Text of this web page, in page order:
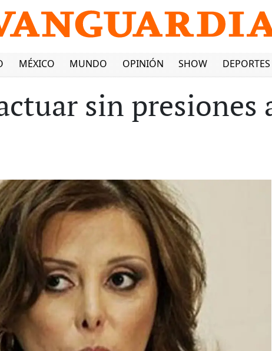
MÉXICO MUNDO OPINIÓN SHOW DEPORTES
sin presiones